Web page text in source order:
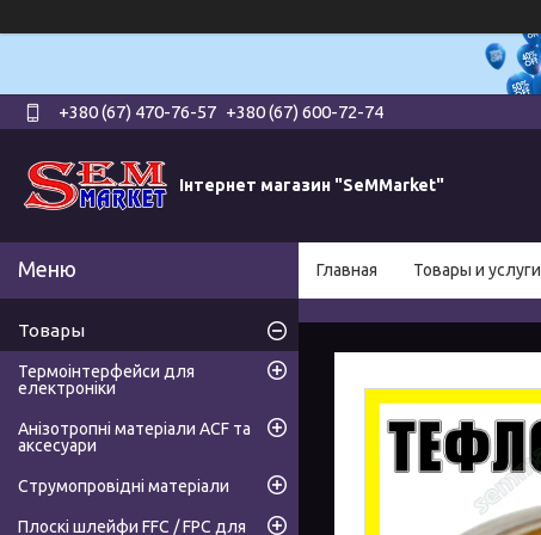
+380 (67) 470-76-57 +380 (67) 600-72-74
Інтернет магазин "SeMMarket"
Главная Товары и услуги
Товары
Термоінтерфейси для
електроніки
Анізотропні матеріали ACF та
аксесуари
Струмопровідні матеріали
Плоскі шлейфи FFC / FPC для